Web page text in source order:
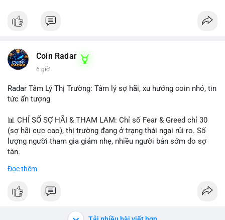
Coin Radar
6 giờ
Radar Tâm Lý Thị Trường: Tâm lý sợ hãi, xu hướng coin nhỏ, tin
tức ấn tượng
📊 CHỈ SỐ SỢ HÃI & THAM LAM: Chỉ số Fear & Greed chỉ 30
(sợ hãi cực cao), thị trường đang ở trạng thái ngại rủi ro. Số
lượng người tham gia giảm nhẹ, nhiều người bán sớm do sợ
tàn.
📈 XU HƯỚNG TÌM KIẾM & THẢO LUẬN: Biconomy (BICO),
coin được tìm kiếm nhiều nhất. Chủ đề NFT (Pudgy Penguins),
Đọc thêm